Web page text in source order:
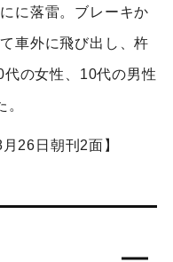
に落雷。ブレーキか
車外に飛び出し、杵
の女性、10代の男性
26日朝刊2面】